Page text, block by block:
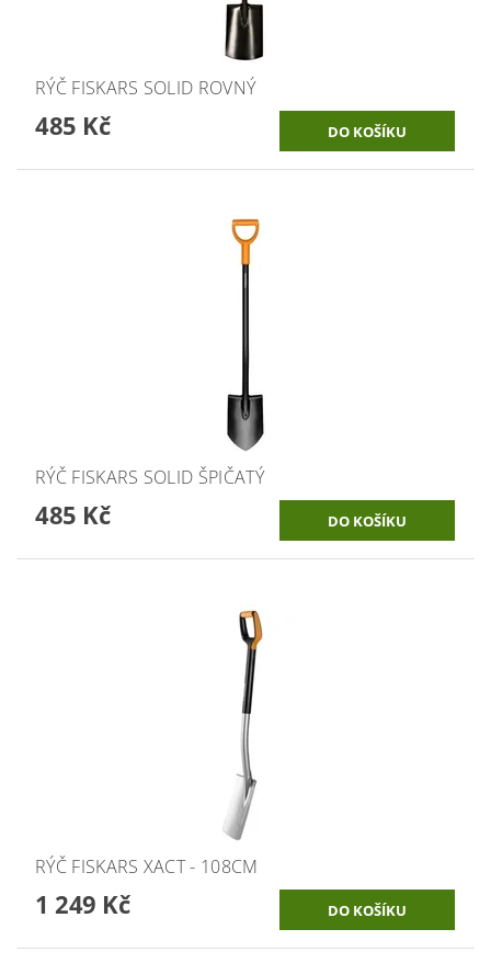
RÝČ FISKARS SOLID ROVNÝ
485 Kč
RÝČ FISKARS SOLID ŠPIČATÝ
485 Kč
RÝČ FISKARS XACT - 108CM
1 249 Kč